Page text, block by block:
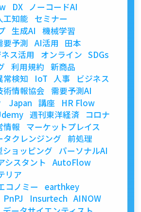
DX
ノーコードAI
工知能
セミナー
生成AI
機械学習
要予測 AI活用
田本
ス活用 オンライン SDGs
利用規約 新商品
常検知 IoT 人事
ビジネス
術情報協会
需要予測AI
Japan 講座
HR Flow
週刊東洋経済
コロナ
情報
マーケットプレイス
タクレンジング 前処理
ショッピング パーソナルAI
シスタント
AutoFlow
リア
コノミー
earthkey
PnPJ Insurtech AINOW